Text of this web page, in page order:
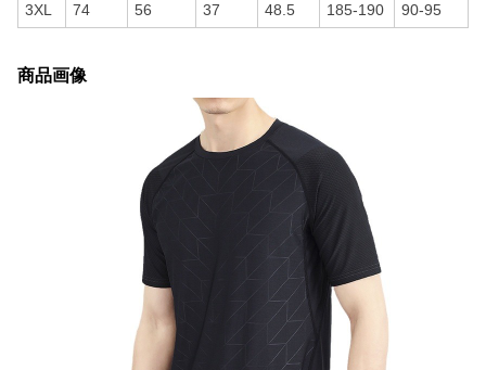
3XL 74 56 37 48.5 185-190 90-95
商品画像